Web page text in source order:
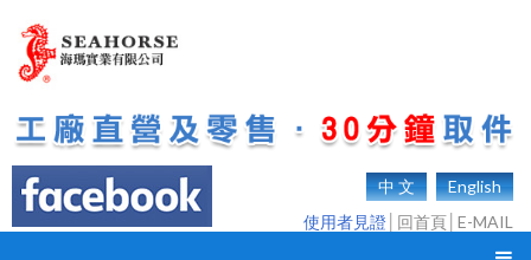
中 文
English
使用者見證 回首頁 E-MAIL